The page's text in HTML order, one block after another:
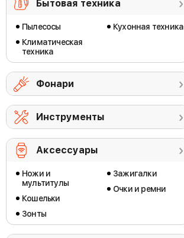
Бытовая техника
Пылесосы
Климатическая
техника
Кухонная техника
Фонари
Инструменты
Аксессуары
Ножи и
мультитулы
Кошельки
Зонты
Зажигалки
Очки и ремни